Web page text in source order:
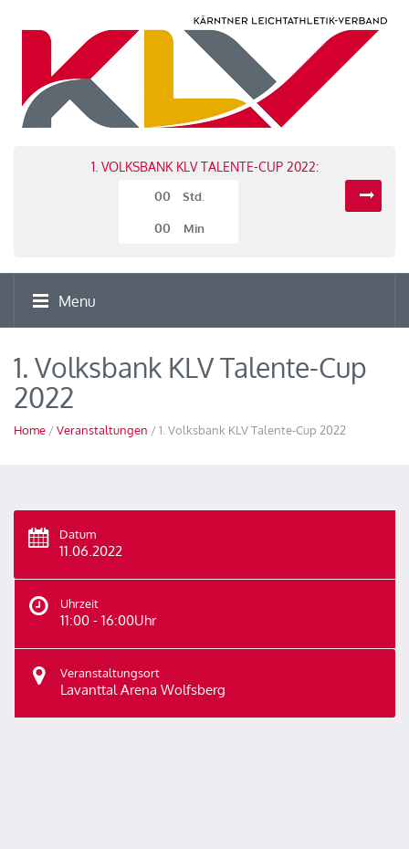
1. VOLKSBANK KLV TALENTE-CUP 2022:
00
Std.
00 Min
Menu
1. Volksbank KLV Talente-Cup
2022
Home /Veranstaltungen / 1. Volksbank KLV Talente-Cup 2022
Datum
11.06.2022
Uhrzeit
11:00 - 16:00Uhr
Veranstaltungsort
Lavanttal Arena Wolfsberg